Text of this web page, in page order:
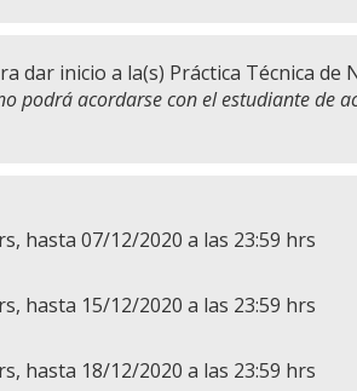
dar inicio a la(s) Práctica Técnica de
podrá acordarse con el estudiante de
hasta 07/12/2020 a las 23:59 hrs
hasta 15/12/2020 a las 23:59 hrs
hasta 18/12/2020 a las 23:59 hrs